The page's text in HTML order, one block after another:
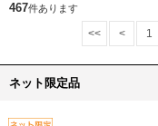
467件あります
<< < 1
ネット限定品